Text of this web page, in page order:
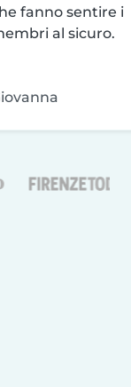
fanno sentire i
al sicuro.